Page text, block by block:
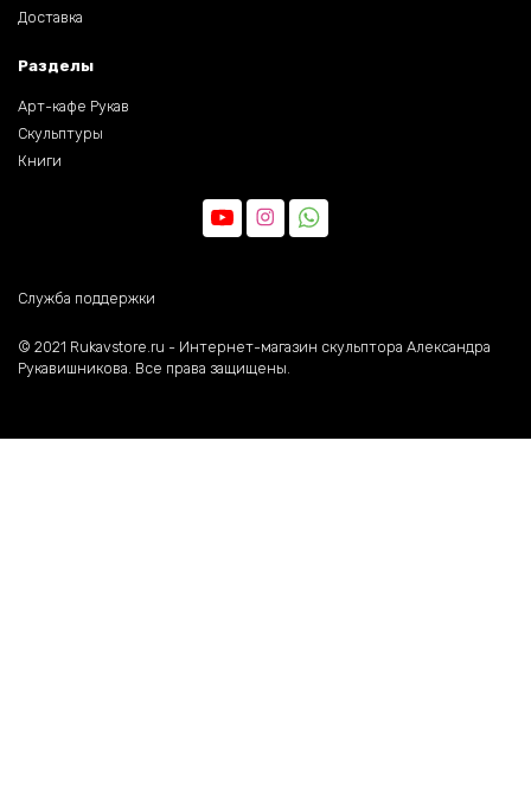
Доставка
Разделы
Арт-кафе Рукав
Скульптуры
Книги
Служба поддержки
©️ 2021 Rukavstore.ru - Интернет-магазин скульптора Александра
Рукавишникова. Все права защищены.